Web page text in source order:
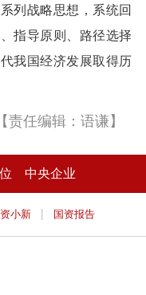
列战略思想，系统回
指导原则、路径选择
我国经济发展取得历
【责任编辑：语谦】
中央企业
小新 | 国资报告